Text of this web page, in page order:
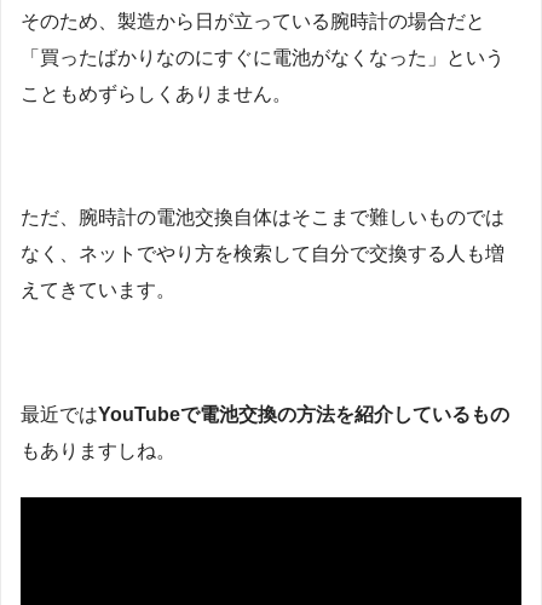
そのため、製造から日が立っている腕時計の場合だと
「買ったばかりなのにすぐに電池がなくなった」という
こともめずらしくありません。
ただ、腕時計の電池交換自体はそこまで難しいものでは
なく、ネットでやり方を検索して自分で交換する人も増
えてきています。
最近ではYouTubeで電池交換の方法を紹介しているもの
もありますしね。